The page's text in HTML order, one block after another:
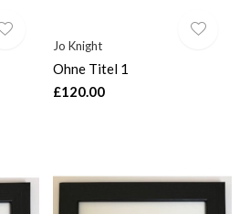
Jo Knight
Ohne Titel 1
£120.00